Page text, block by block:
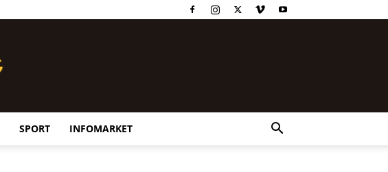
SPORT INFOMARKET